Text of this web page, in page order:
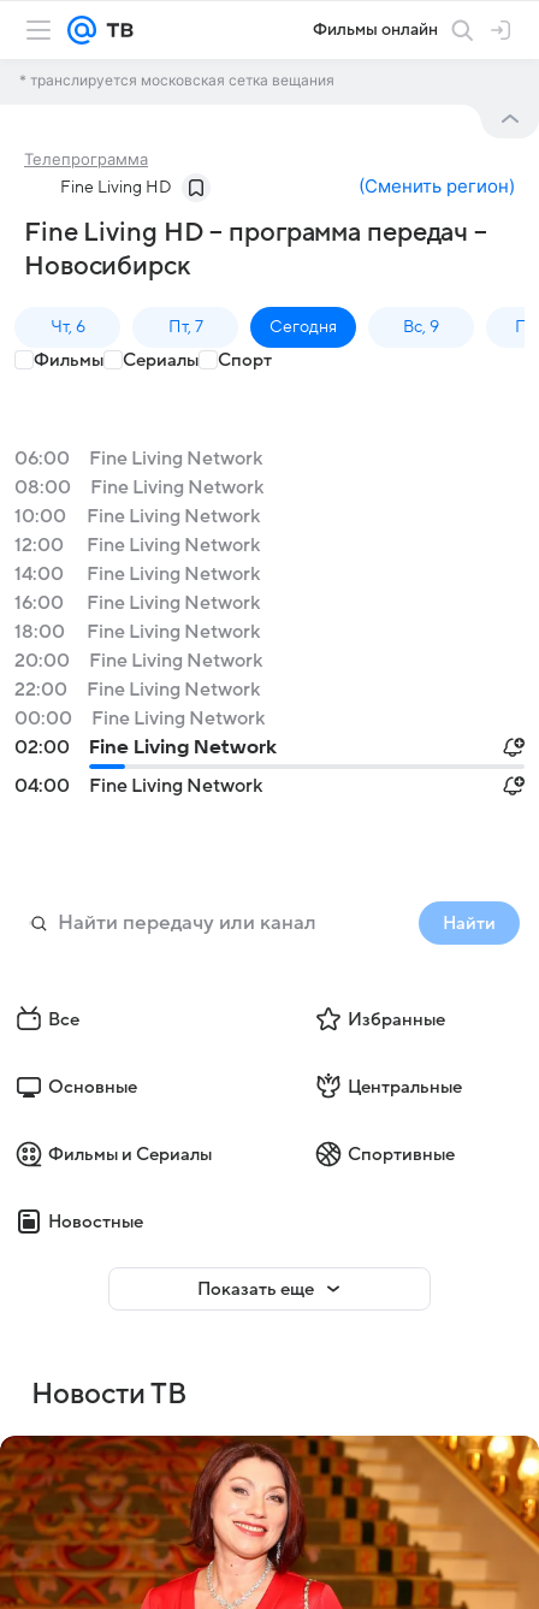
Фильмы онлайн
* транслируется московская сетка вещания
Телепрограмма
Fine Living HD (Сменить регион)
Fine Living HD – программа передач –
Новосибирск
Чт, 6 Пт, 7 Сегодня Вс, 9
Фильмы Сериалы Спорт
06:00
Fine Living Network
08:00
Fine Living Network
10:00
Fine Living Network
12:00
Fine Living Network
14:00
Fine Living Network
16:00
Fine Living Network
18:00
Fine Living Network
20:00
Fine Living Network
22:00
Fine Living Network
00:00
Fine Living Network
02:00
Fine Living Network
04:00
Fine Living Network
Найти
Все Избранные
Основные Центральные
Фильмы и Сериалы Спортивные
Новостные
Показать еще
Новости ТВ